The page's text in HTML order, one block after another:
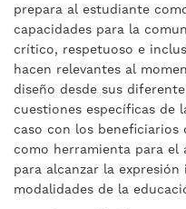
prepara al estudiante
capacidades para la
crítico, respetuoso e
hacen relevantes al
diseño desde sus
cuestiones específicas de
caso con los
como herramienta para el
para alcanzar la
modalidades de la